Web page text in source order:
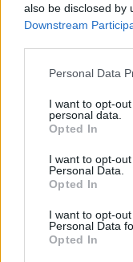
also be disclosed by
Downstream
Personal Data
I want to opt-
personal data.
Opted In
I want to opt-
Personal Data.
Opted In
I want to opt-
Personal Data
Opted In